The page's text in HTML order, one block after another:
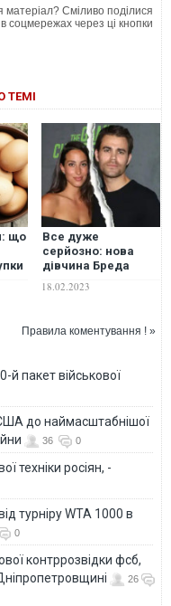
матеріал? Сміливо поділися
соцмережах через ці кнопки
ТЕМІ
що
Все дуже
серйозно: нова
дівчина Бреда
Пітта розлучається
з чоловіком
18.02.2023
Правила коментування ! »
й пакет військової
до наймасштабнішої
36 0
техніки росіян, -
турніру WTA 1000 в
0
контррозвідки фсб,
26